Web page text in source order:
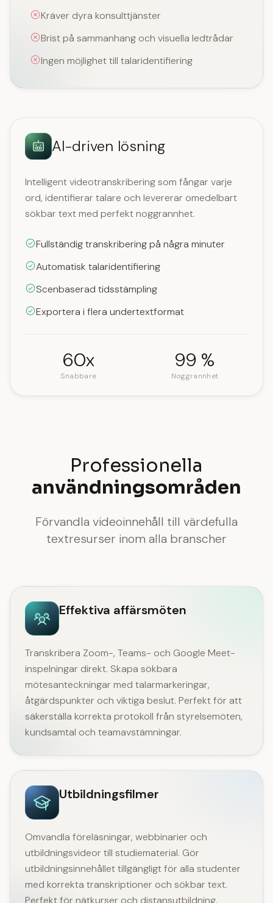
Kräver dyra konsulttjänster
Brist på sammanhang och visuella ledtrådar
Ingen möjlighet till talaridentifiering
AI-driven lösning
Intelligent videotranskribering som fångar varje
ord, identifierar talare och levererar omedelbart
sökbar text med perfekt noggrannhet.
Fullständig transkribering på några minuter
Automatisk talaridentifiering
Scenbaserad tidsstämpling
Exportera i flera undertextformat
60x
Snabbare
99 %
Noggrannhet
Professionella
användningsområden
Förvandla videoinnehåll till värdefulla
textresurser inom alla branscher
Effektiva affärsmöten
Transkribera Zoom-, Teams- och Google Meet-
inspelningar direkt. Skapa sökbara
mötesanteckningar med talarmarkeringar,
åtgärdspunkter och viktiga beslut. Perfekt för att
säkerställa korrekta protokoll från styrelsemöten,
kundsamtal och teamavstämningar.
Utbildningsfilmer
Omvandla föreläsningar, webbinarier och
utbildningsvideor till studiematerial. Gör
utbildningsinnehållet tillgängligt för alla studenter
med korrekta transkriptioner och sökbar text.
Perfekt för nätkurser och distansutbildning.